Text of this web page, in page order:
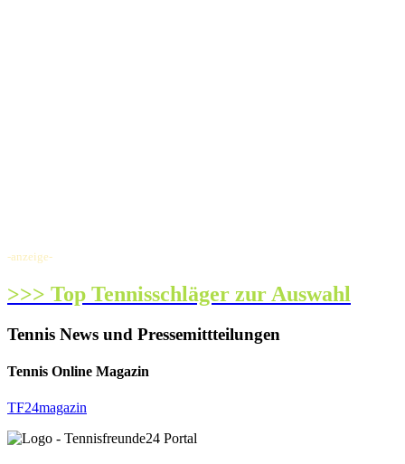
-anzeige-
>>> Top Tennisschläger zur Auswahl
Tennis News und Pressemittteilungen
Tennis Online Magazin
TF24magazin